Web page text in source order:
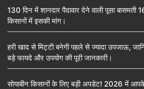
130 दिन में शानदार पैदावार देने वाली पूसा बासमती
किसानों में इसकी मांग।
हरी खाद से मिट्टी बनेगी पहले से ज्यादा उपजाऊ,
बड़े फायदे और उपयोग की पूरी जानकारी।
सोयाबीन किसानों के लिए बड़ी अपडेट! 2026 में